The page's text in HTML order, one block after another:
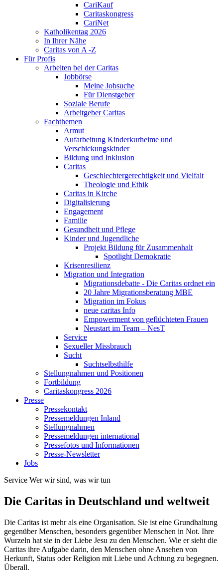
CariKauf
Caritaskongress
CariNet
Katholikentag 2026
In Ihrer Nähe
Caritas von A -Z
Für Profis
Arbeiten bei der Caritas
Jobbörse
Meine Jobsuche
Für Dienstgeber
Soziale Berufe
Arbeitgeber Caritas
Fachthemen
Armut
Aufarbeitung Kinderkurheime und
Verschickungskinder
Bildung und Inklusion
Caritas
Geschlechtergerechtigkeit und Vielfalt
Theologie und Ethik
Caritas in Kirche
Digitalisierung
Engagement
Familie
Gesundheit und Pflege
Kinder und Jugendliche
Projekt Bildung für Zusammenhalt
Spotlight Demokratie
Krisenresilienz
Migration und Integration
Migrationsdebatte - Die Caritas ordnet ein
20 Jahre Migrationsberatung MBE
Migration im Fokus
neue caritas Info
Empowerment von geflüchteten Frauen
Neustart im Team – NesT
Service
Sexueller Missbrauch
Sucht
Suchtselbsthilfe
Stellungnahmen und Positionen
Fortbildung
Caritaskongress 2026
Presse
Pressekontakt
Pressemeldungen Inland
Stellungnahmen
Pressemeldungen international
Pressefotos und Informationen
Presse-Newsletter
Jobs
Service Wer wir sind, was wir tun
Die Caritas in Deutschland und weltweit
Die Caritas ist mehr als eine Organisation. Sie ist eine Grundhaltung
gegenüber Menschen, besonders gegenüber Menschen in Not. Ihre
Wurzeln hat sie in der Liebe Jesu zu den Menschen. Wie er sieht die
Caritas ihre Aufgabe darin, den Menschen ohne Ansehen von
Herkunft, Status oder Religion mit Liebe und Achtung zu begegnen.
Überall.